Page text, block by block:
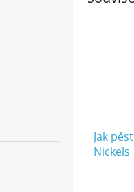
Jak
Nickels